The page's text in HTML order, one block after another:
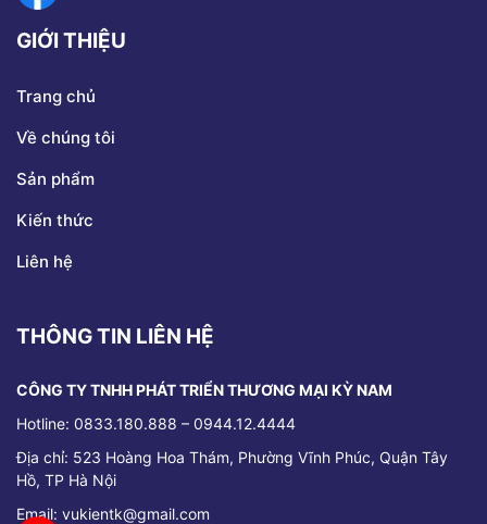
GIỚI THIỆU
Trang chủ
Về chúng tôi
Sản phẩm
Kiến thức
Liên hệ
THÔNG TIN LIÊN HỆ
CÔNG TY TNHH PHÁT TRIỂN THƯƠNG MẠI KỲ NAM
Hotline: 0833.180.888 – 0944.12.4444
Địa chỉ: 523 Hoàng Hoa Thám, Phường Vĩnh Phúc, Quận Tây
Hồ, TP Hà Nội
Email: vukientk@gmail.com